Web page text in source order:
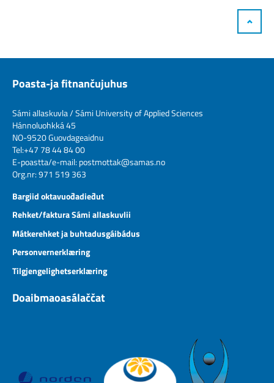
Poasta-ja fitnančujuhus
Sámi allaskuvla / Sámi University of Applied Sciences
Hánnoluohkká 45
NO-9520 Guovdageaidnu
Tel:+47 78 44 84 00
E-poastta/e-mail:postmottak@samas.no
Org.nr: 971 519 363
Bargiid oktavuođadieđut
Rehket/faktura Sámi allaskuvlii
Mátkerehket ja buhtadusgáibádus
Personvernerklæring
Tilgjengelighetserklæring
Doaibmaoasálaččat